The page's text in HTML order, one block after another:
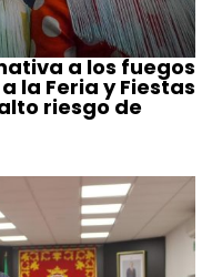
a los fuegos
la Feria y Fiestas
riesgo de